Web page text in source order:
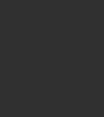
注意点をわかりやすく解説
れるのか、削除との違いも紹介